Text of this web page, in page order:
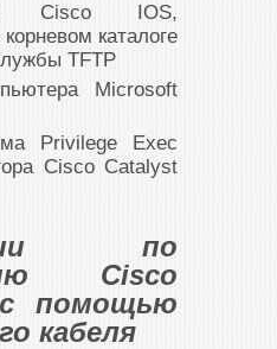
Cisco IOS,
каталоге
TFTP
Microsoft
Privilege Exec
Cisco Catalyst
по
Cisco
помощью
кабеля